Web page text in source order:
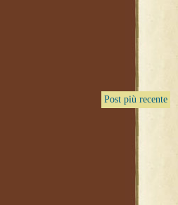
Post più recente